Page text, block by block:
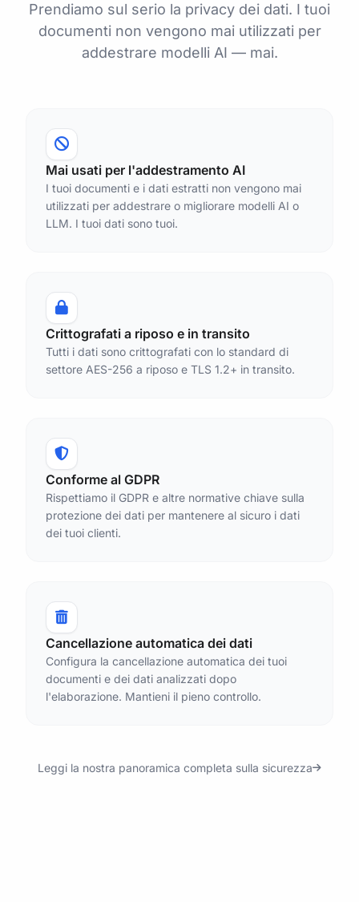
Prendiamo sul serio la privacy dei dati. I tuoi
documenti non vengono mai utilizzati per
addestrare modelli AI — mai.
Mai usati per l'addestramento AI
I tuoi documenti e i dati estratti non vengono mai
utilizzati per addestrare o migliorare modelli AI o
LLM. I tuoi dati sono tuoi.
Crittografati a riposo e in transito
Tutti i dati sono crittografati con lo standard di
settore AES-256 a riposo e TLS 1.2+ in transito.
Conforme al GDPR
Rispettiamo il GDPR e altre normative chiave sulla
protezione dei dati per mantenere al sicuro i dati
dei tuoi clienti.
Cancellazione automatica dei dati
Configura la cancellazione automatica dei tuoi
documenti e dei dati analizzati dopo
l'elaborazione. Mantieni il pieno controllo.
Leggi la nostra panoramica completa sulla sicurezza